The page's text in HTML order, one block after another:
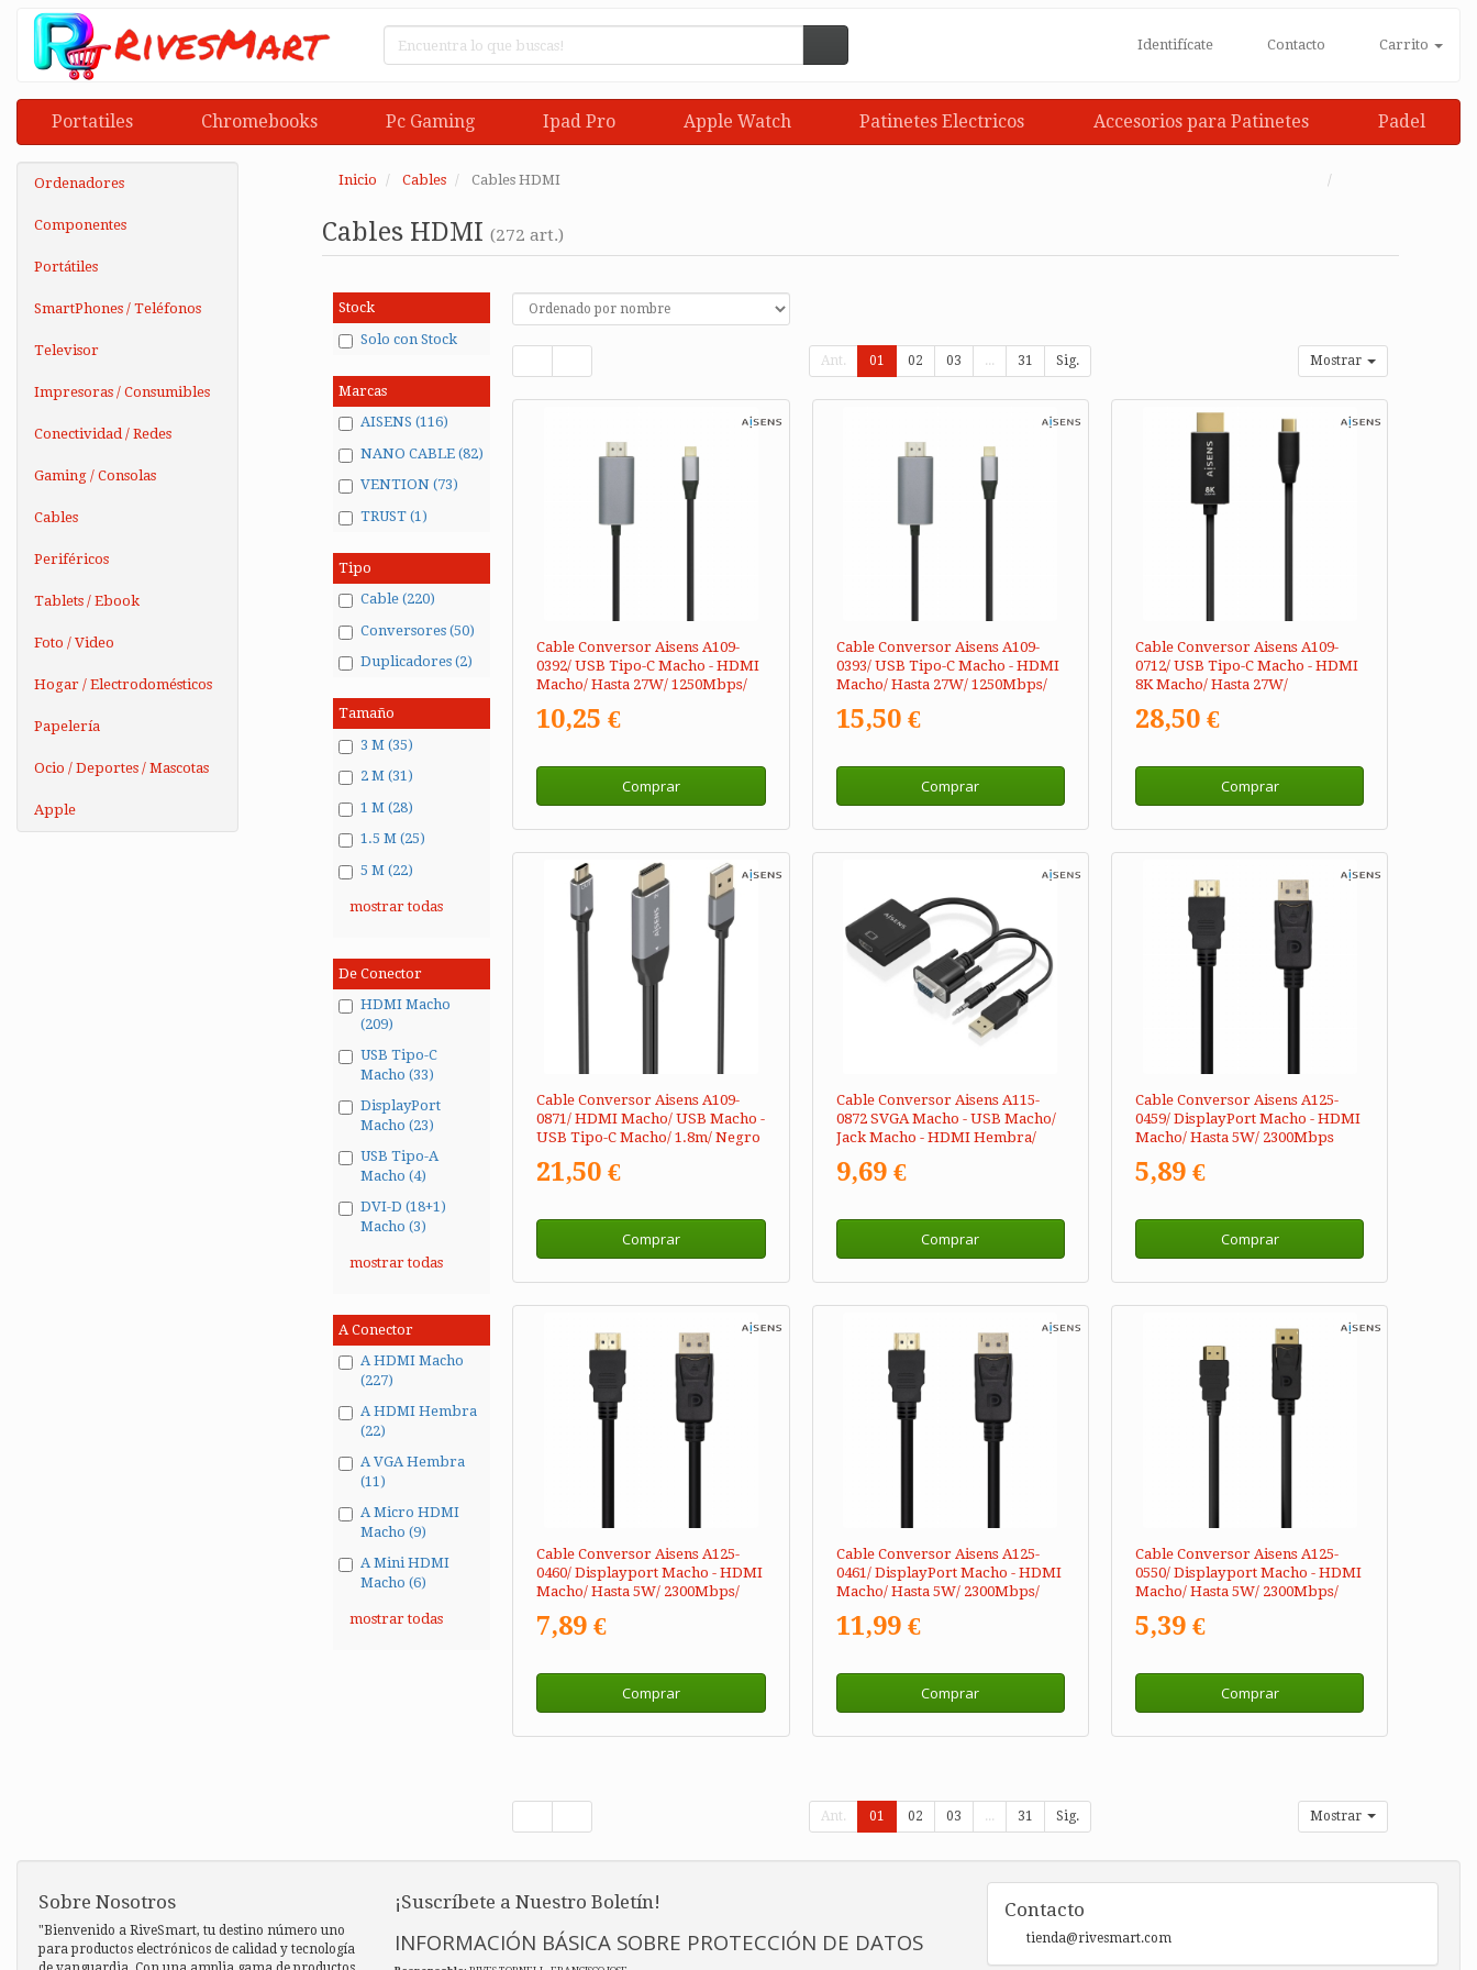
Identifícate Contacto Carrito
Portatiles Chromebooks Pc Gaming Ipad Pro Apple Watch Patinetes Electricos Accesorios para Patinetes Padel
Ordenadores
Componentes
Portátiles
SmartPhones / Teléfonos
Televisor
Impresoras / Consumibles
Conectividad / Redes
Gaming / Consolas
Cables
Periféricos
Tablets / Ebook
Foto / Video
Hogar / Electrodomésticos
Papelería
Ocio / Deportes / Mascotas
Apple
Inicio Cables Cables HDMI
Cables HDMI (272 art.)
Stock
Solo con Stock
Marcas
AISENS (116)
NANO CABLE (82)
VENTION (73)
TRUST (1)
Tipo
Cable (220)
Conversores (50)
Duplicadores (2)
Tamaño
3 M (35)
2 M (31)
1 M (28)
1.5 M (25)
5 M (22)
mostrar todas
De Conector
HDMI Macho
(209)
USB Tipo-C
Macho (33)
DisplayPort
Macho (23)
USB Tipo-A
Macho (4)
DVI-D (18+1)
Macho (3)
mostrar todas
A Conector
A HDMI Macho
(227)
A HDMI Hembra
(22)
A VGA Hembra
(11)
A Micro HDMI
Macho (9)
A Mini HDMI
Macho (6)
mostrar todas
Ant. 01 02 03 ... 31 Sig. Mostrar
Cable Conversor Aisens A109-
0392/ USB Tipo-C Macho - HDMI
Macho/ Hasta 27W/ 1250Mbps/
10,25 €
Comprar
Cable Conversor Aisens A109-
0393/ USB Tipo-C Macho - HDMI
Macho/ Hasta 27W/ 1250Mbps/
15,50 €
Comprar
Cable Conversor Aisens A109-
0712/ USB Tipo-C Macho - HDMI
8K Macho/ Hasta 27W/
28,50 €
Comprar
Cable Conversor Aisens A109-
0871/ HDMI Macho/ USB Macho -
USB Tipo-C Macho/ 1.8m/ Negro
21,50 €
Comprar
Cable Conversor Aisens A115-
0872 SVGA Macho - USB Macho/
Jack Macho - HDMI Hembra/
9,69 €
Comprar
Cable Conversor Aisens A125-
0459/ DisplayPort Macho - HDMI
Macho/ Hasta 5W/ 2300Mbps
5,89 €
Comprar
Cable Conversor Aisens A125-
0460/ Displayport Macho - HDMI
Macho/ Hasta 5W/ 2300Mbps/
7,89 €
Comprar
Cable Conversor Aisens A125-
0461/ DisplayPort Macho - HDMI
Macho/ Hasta 5W/ 2300Mbps/
11,99 €
Comprar
Cable Conversor Aisens A125-
0550/ Displayport Macho - HDMI
Macho/ Hasta 5W/ 2300Mbps/
5,39 €
Comprar
Ant. 01 02 03 ... 31 Sig. Mostrar
Sobre Nosotros
"Bienvenido a RiveSmart, tu destino número uno
para productos electrónicos de calidad y tecnología
¡Suscríbete a Nuestro Boletín!
INFORMACIÓN BÁSICA SOBRE PROTECCIÓN DE DATOS
Contacto
tienda@rivesmart.com